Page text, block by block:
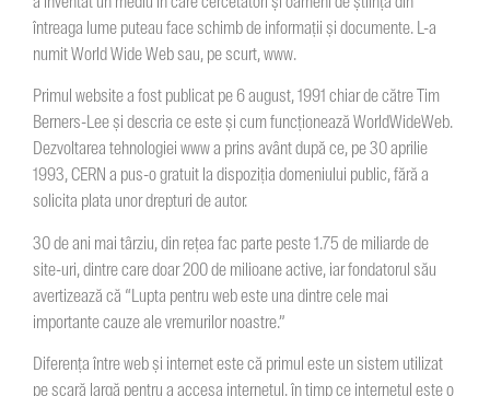
întreaga lume puteau face schimb de informații și documente. L-a
numit World Wide Web sau, pe scurt, www.
Primul website a fost publicat pe 6 august, 1991 chiar de către Tim
Berners-Lee și descria ce este și cum funcționează WorldWideWeb.
Dezvoltarea tehnologiei www a prins avânt după ce, pe 30 aprilie
1993, CERN a pus-o gratuit la dispoziția domeniului public, fără a
solicita plata unor drepturi de autor.
30 de ani mai târziu, din rețea fac parte peste 1.75 de miliarde de
site-uri, dintre care doar 200 de milioane active, iar fondatorul său
avertizează că “Lupta pentru web este una dintre cele mai
importante cauze ale vremurilor noastre.”
Diferența între web și internet este că primul este un sistem utilizat
pe scară largă pentru a accesa internetul, în timp ce internetul este o